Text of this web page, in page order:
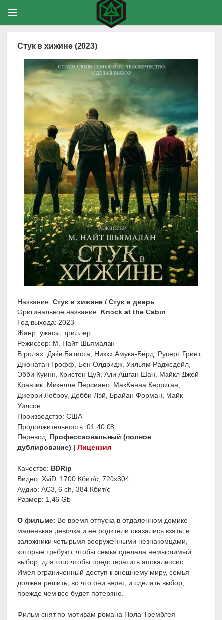
Стук в хижине (2023)
Название: Стук в хижине / Стук в дверь
Оригинальное название: Knock at the Cabin
Год выхода: 2023
Жанр: ужасы, триллер
Режиссер: М. Найт Шьямалан
В ролях: Дэйв Батиста, Никки Амука-Бёрд, Руперт Гринт,
Джонатан Грофф, Бен Олдридж, Уильям Раджсдейл,
Эбби Куинн, Кристен Цуй, Али Ашган Шан, Майкл Джей
Кравчик, Микелле Персиано, МакКенна Керриган,
Джерри Лоброу, Дебби Лэй, Брайан Форман, Майк
Уилсон
Производство: США
Продолжительность: 01:40:08
Перевод: Профессиональный (полное
дублирование) | Лицензия
Качество: BDRip
Видео: XviD, 1700 Кбит/с, 720x304
Аудио: AC3, 6 ch, 384 Кбит/с
Размер: 1,46 Gb
О фильме: Во время отпуска в отдаленном домике
маленькая девочка и её родители оказались взяты в
заложники четырьмя вооруженными незнакомцами,
которые требуют, чтобы семья сделала немыслимый
выбор, для того чтобы предотвратить апокалипсис.
Имея ограниченный доступ к внешнему миру, семья
должна решить, во что они верят, и сделать выбор,
прежде чем все будет потеряно.
Фильм снят по мотивам романа Пола Тремблея